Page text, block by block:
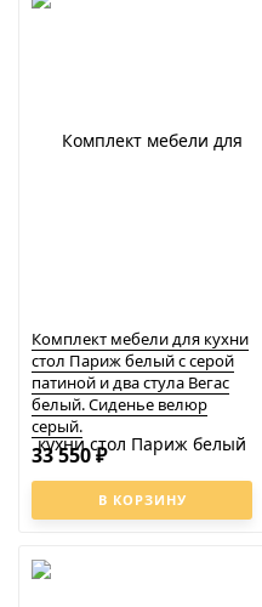
Комплект мебели для кухни
стол Париж белый с серой
патиной и два стула Вегас
белый. Сиденье велюр
серый.
В КОРЗИНУ
33 550₽